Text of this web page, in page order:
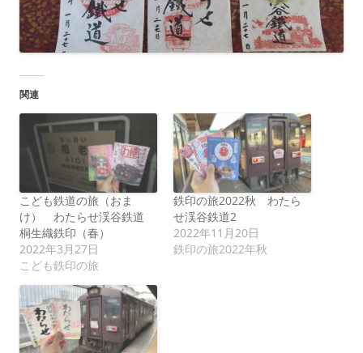
関連
こども鉄道の旅（おま
け） わたらせ渓谷鉄道
桐生織鉄印（春）
2022年3月27日
こども鉄印の旅
鉄印の旅2022秋 わたら
せ渓谷鉄道2
2022年11月20日
鉄印の旅2022年秋